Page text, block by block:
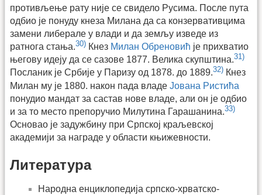
противљење рату није се свидело Русима. После пута
одбио је понуду кнеза Милана да са конзервативцима
замени либерале у влади и да земљу изведе из
ратнога стања.30) Кнез Милан Обреновић је прихватио
његову идеју да се сазове 1877. Велика скупштина.31)
Посланик је Србије у Паризу од 1878. до 1889.32) Кнез
Милан му је 1880. након пада владе Јована Ристића
понудио мандат за састав нове владе, али он је одбио
и за то место препоручио Милутина Гарашанина.33)
Основао је задужбину при Српској краљевској
академији за награде у области књижевности.
Литература
Народна енциклопедија српско-хрватско-